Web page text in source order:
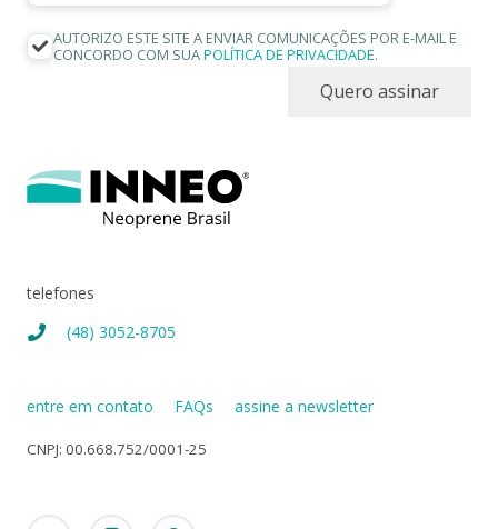
AUTORIZO ESTE SITE A ENVIAR COMUNICAÇÕES POR E-MAIL E
CONCORDO COM SUAPOLÍTICA DE PRIVACIDADE.
Quero assinar
telefones
(48) 3052-8705
entre em contato FAQs assine a newsletter
CNPJ: 00.668.752/0001-25